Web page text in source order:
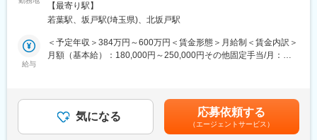
じていただけます。
部署としては様々なバックグラウンドをお持ちの方が活躍されて
では高評価をいただいています。
直近ではお客様からの依頼に応えるだけでなく、お客様へメンテ
現場での臨機応変な判断力、複雑な機械構造や予兆の“感覚的”把
握、お客様とのコミュニケーション力などが求められます。
マニュアル通りにいかないことや数値化できない問題もあり、ま
ただくのは、再生医療や微生物検査に関わる培養関連の機器メン
テナンスがメインです。
【働き方】
■働き方：
年間休日126日・土日祝休み、残業時間は月平均10時間程となっ
ており、ワークライフバランスを整えやすい環境です。また、休
囲：会社の定める事業所
【最寄り駅】
若葉駅、坂戸駅(埼玉県)、北坂戸駅
給与
＜予定年収＞384万円～600万円＜賃金形態＞月給制＜賃金内訳＞
月額（基本給）：180,000円～250,000円その他固定手当/月：
て上下する可能性があります。月給(月額)は固定手当を含めた表記
です。 気になる 応募依頼する
（エージェントサービス）